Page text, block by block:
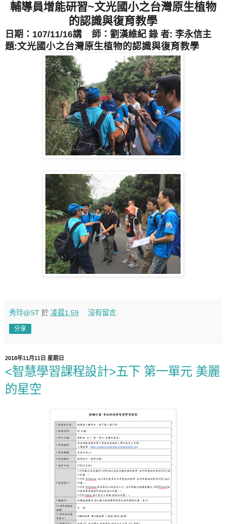
輔導員增能研習~文光國小之台灣原生植物
的認識與復育教學
日期：107/11/16講 師：劉漢維紀 錄 者: 李永信主
題:文光國小之台灣原生植物的認識與復育教學
秀玲@ST 於 凌晨1:59 沒有留言:
分享
2018年11月11日 星期日
<智慧學習課程設計>五下 第一單元 美麗
的星空